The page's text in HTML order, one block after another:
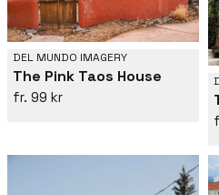
DEL MUNDO IMAGERY
The Pink Taos House
99 kr